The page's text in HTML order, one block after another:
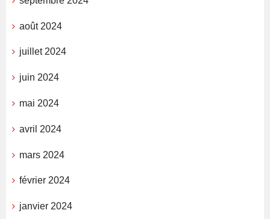
août 2024
juillet 2024
juin 2024
mai 2024
avril 2024
mars 2024
février 2024
janvier 2024